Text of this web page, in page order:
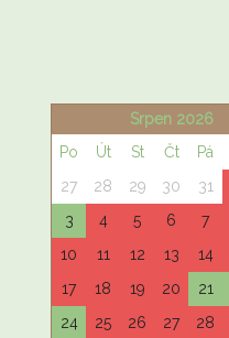
Srpen 2026
Po
Út St Čt Pá
27
28 29 30 31
3
4 5 6 7
10
11 12 13 14
17
18 19 20 21
24
25 26 27 28